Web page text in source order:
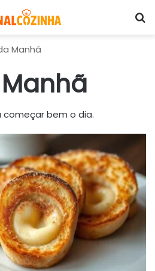
Manhã
começar bem o dia.